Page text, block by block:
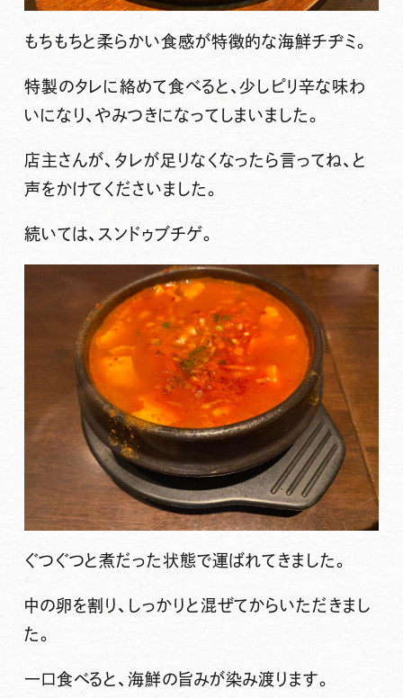
もちもちと柔らかい食感が特徴的な海鮮チヂミ。
特製のタレに絡めて食べると、少しピリ辛な味わ
いになり、やみつきになってしまいました。
店主さんが、タレが足りなくなったら言ってね、と
声をかけてくださいました。
続いては、スンドゥブチゲ。
ぐつぐつと煮だった状態で運ばれてきました。
中の卵を割り、しっかりと混ぜてからいただきまし
た。
一口食べると、海鮮の旨みが染み渡ります。